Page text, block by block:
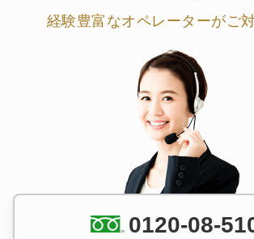
経験豊富なオペレーターがご
0120-08-